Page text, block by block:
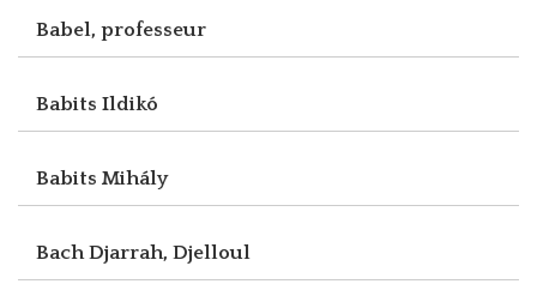
Babel, professeur
Babits Ildikó
Babits Mihály
Bach Djarrah, Djelloul